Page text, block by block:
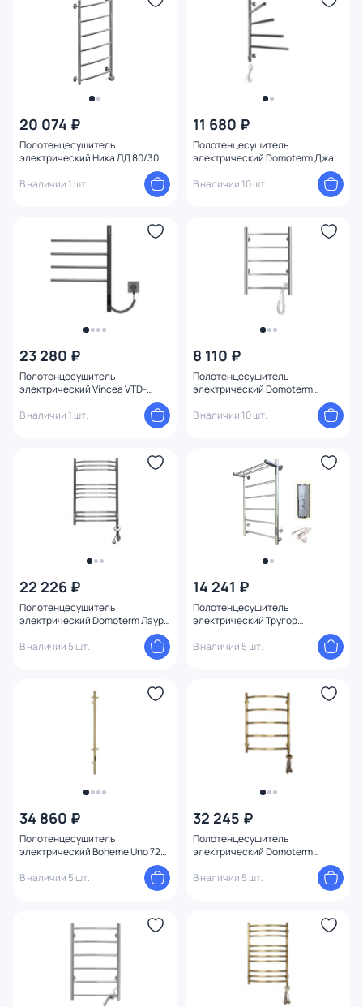
20 074 ₽
Полотенцесушитель
электрический Ника ЛД 80/30
В наличии 1 шт.
11 680 ₽
Полотенцесушитель
электрический Domoterm Джаз
В наличии 10 шт.
23 280 ₽
Полотенцесушитель
электрический Vincea VTD-
1S1CGE 43x60, графит, таймер
В наличии 1 шт.
8 110 ₽
Полотенцесушитель
электрический Domoterm
Классик DMT 109-5 40x60 EK R
В наличии 10 шт.
22 226 ₽
Полотенцесушитель
электрический Domoterm Лаура
В наличии 5 шт.
14 241 ₽
Полотенцесушитель
электрический Тругор
В наличии 5 шт.
34 860 ₽
Полотенцесушитель
электрический Boheme Uno 726-
MG MATT GOLD матовое золото
В наличии 5 шт.
32 245 ₽
Полотенцесушитель
электрический Domoterm
В наличии 5 шт.